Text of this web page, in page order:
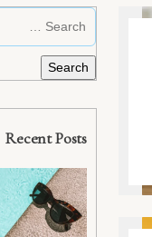
Recent Posts